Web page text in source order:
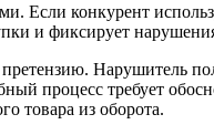
Если конкурент
и фиксирует
Нарушитель
процесс требует
товара из оборота.